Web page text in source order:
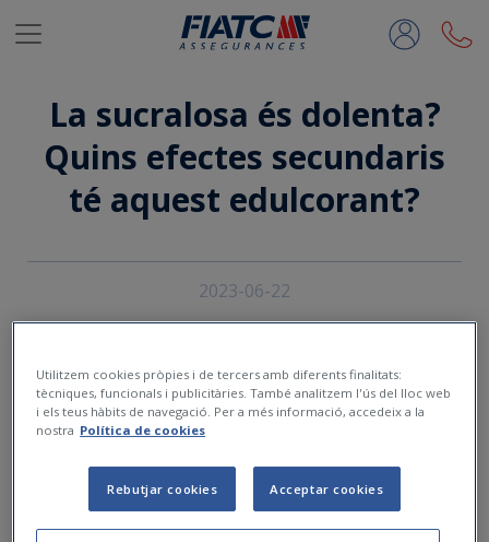
Salta al contingut principal
La sucralosa és dolenta?
Quins efectes secundaris
té aquest edulcorant?
2023-06-22
Utilitzem cookies pròpies i de tercers amb diferents finalitats:
tècniques, funcionals i publicitàries. També analitzem l'ús del lloc web
i els teus hàbits de navegació. Per a més informació, accedeix a la
nostra Política de cookies
Rebutjar cookies Acceptar cookies